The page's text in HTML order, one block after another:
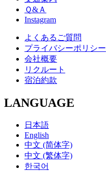
Ｑ&Ａ
Instagram
よくあるご質問
プライバシーポリシー
会社概要
リクルート
宿泊約款
LANGUAGE
日本語
English
中文 (简体字)
中文 (繁体字)
한국어